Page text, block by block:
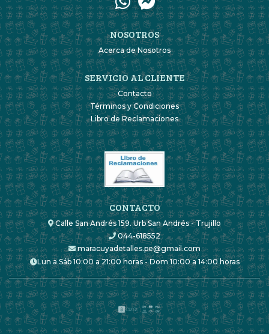
NOSOTROS
Acerca de Nosotros
SERVICIO AL CLIENTE
Contacto
Términos y Condiciones
Libro de Reclamaciones
CONTACTO
Calle San Andrés 159. Urb San Andrés - Trujillo
044-618552
maracuyadetalles.pe@gmail.com
Lun a Sáb 10:00 a 21:00 horas - Dom 10:00 a 14:00 horas